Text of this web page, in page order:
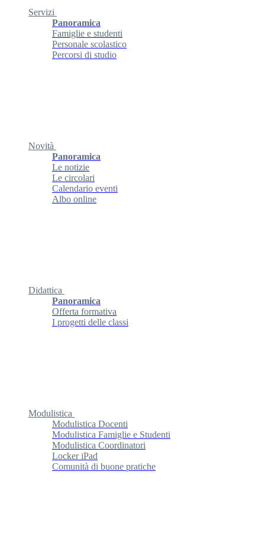
Servizi
Panoramica
Famiglie e studenti
Personale scolastico
Percorsi di studio
Novità
Panoramica
Le notizie
Le circolari
Calendario eventi
Albo online
Didattica
Panoramica
Offerta formativa
I progetti delle classi
Modulistica
Modulistica Docenti
Modulistica Famiglie e Studenti
Modulistica Coordinatori
Locker iPad
Comunità di buone pratiche